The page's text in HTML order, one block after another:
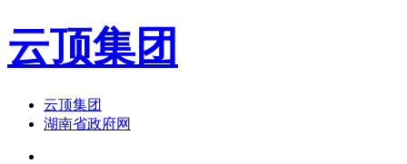
云顶集团
云顶集团
湖南省政府网